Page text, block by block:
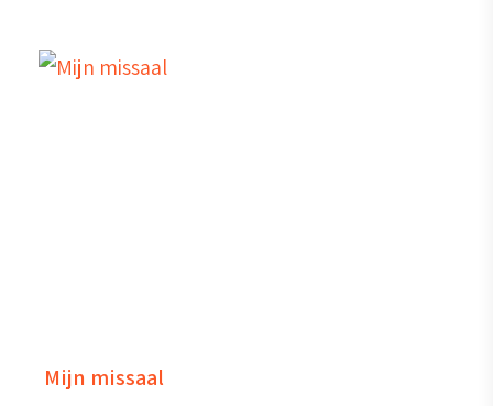
Mijn missaal